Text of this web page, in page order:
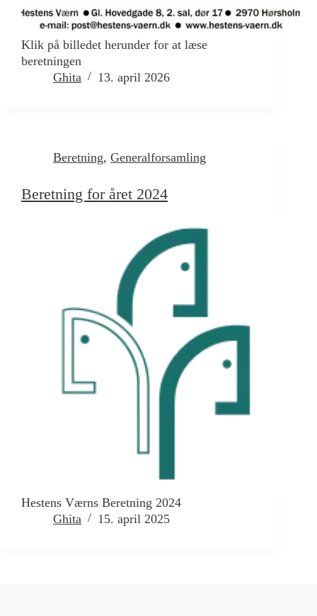
Klik på billedet herunder for at læse
beretningen
Ghita
13. april 2026
Beretning, Generalforsamling
Beretning for året 2024
Hestens Værns Beretning 2024
Ghita
15. april 2025